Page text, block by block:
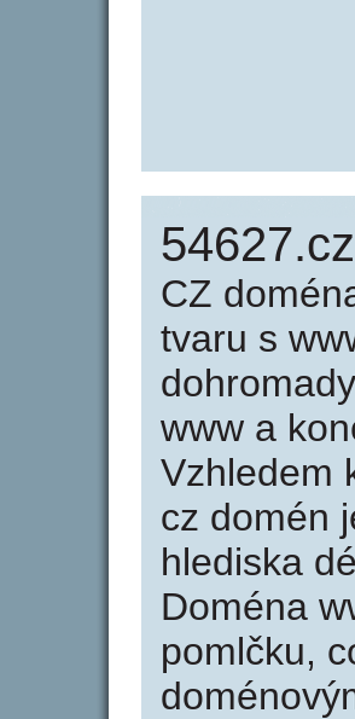
CZ
tvaru s
www a
Vzhledem
cz domén
hlediska
Doména
pomlčku,